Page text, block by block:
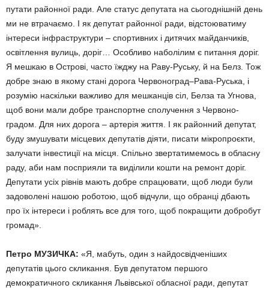
путати районної ради. Але статус депутата на сьогодніш­ній день
ми не втрачаємо. І як депутат район­ної ради, відстоюва­тиму
інтереси інфраструктури – спортивних і ди­тячих майданчиків,
освітлення ву­лиць, доріг… Особ­ливо наболілим є питання доріг.
Я мешкаю в Ос­трові, часто їжджу на Раву-Руську, й на Белз. Тож
добре знаю в якому стані дорога Черво­ноград–Рава-Руська, і
розумію наскільки важли­во для мешканців сіл, Белза та Уг­нова,
щоб вони ма­ли добре тран­спортне сполучення з Червоно-
градом. Для них дорога – артерія життя. І як районний де­путат,
буду змушувати місцевих депутатів дія­ти, писати мікропро­єкти,
залучати інвестиції на місця. Спільно зверта­тимемось в обласну
раду, аби нам посприяли та виділи­ли кошти на ремонт доріг.
Депутати усіх рівнів мають добре спрацю­вати, щоб люди були
задоволені на­шою роботою, щоб відчули, що обранці дбають
про їх інтереси і роблять все для того, щоб покра­щити доб­робут
громад».
Петро МУЗИЧКА: «Я, мабуть, один з найдосвідченіших
депутатів цього скликання. Був депутатом першого
демократичного скликан­ня Львівської обласної ради, депу­тат